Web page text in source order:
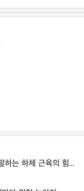
“근육은 관절의 보호자”… 척추 명의 신병준 교수가 말하는 하체 근육의 힘 [평생운동연구소]